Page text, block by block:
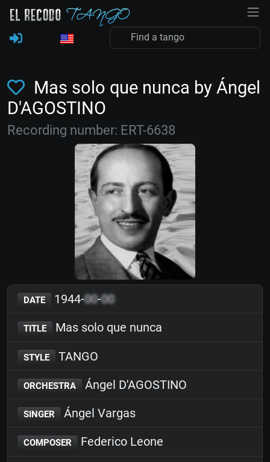
Mas solo que nunca by Ángel
D'AGOSTINO
Recording number: ERT-6638
DATE 1944-00-00
TITLE Mas solo que nunca
STYLE TANGO
ORCHESTRA Ángel D'AGOSTINO
SINGER Ángel Vargas
COMPOSER Federico Leone